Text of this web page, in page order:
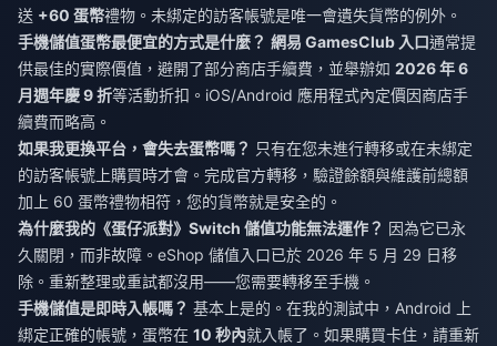
送 +60 蛋幣禮物。未綁定的訪客帳號是唯一會遺失貨幣的例外。
手機儲值蛋幣最便宜的方式是什麼？ 網易 GamesClub 入口通常提
供最佳的實際價值，避開了部分商店手續費，並舉辦如 2026 年 6
月週年慶 9 折等活動折扣。iOS/Android 應用程式內定價因商店手
續費而略高。
如果我更換平台，會失去蛋幣嗎？ 只有在您未進行轉移或在未綁定
的訪客帳號上購買時才會。完成官方轉移，驗證餘額與維護前總額
加上 60 蛋幣禮物相符，您的貨幣就是安全的。
為什麼我的《蛋仔派對》Switch 儲值功能無法運作？ 因為它已永
久關閉，而非故障。eShop 儲值入口已於 2026 年 5 月 29 日移
除。重新整理或重試都沒用——您需要轉移至手機。
手機儲值是即時入帳嗎？ 基本上是的。在我的測試中，Android 上
綁定正確的帳號，蛋幣在 10 秒內就入帳了。如果購買卡住，請重新